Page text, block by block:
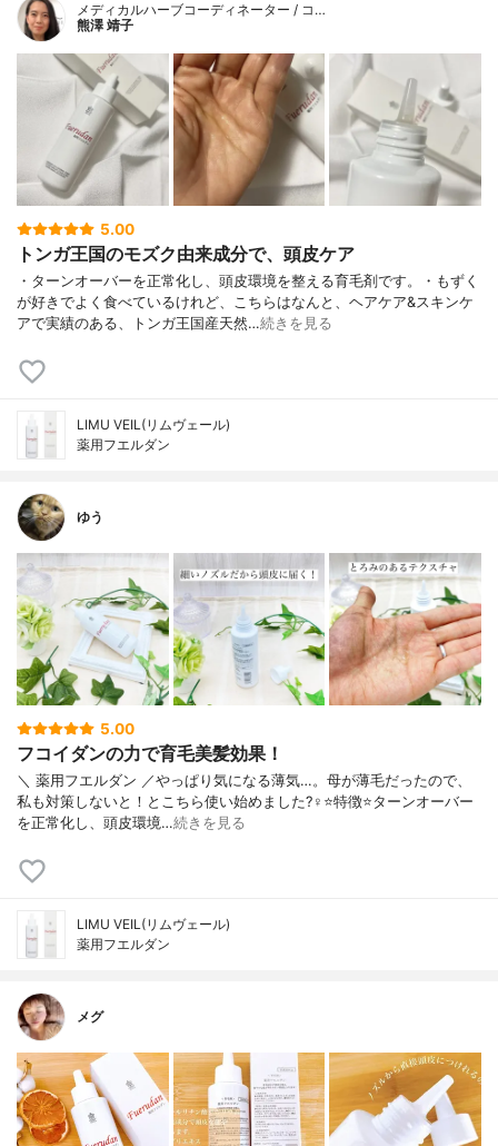
メディカルハーブコーディネーター / コ…
熊澤 靖子
5.00
トンガ王国のモズク由来成分で、頭皮ケア
・ターンオーバーを正常化し、頭皮環境を整える育毛剤です。・もずく
が好きでよく食べているけれど、こちらはなんと、ヘアケア&スキンケ
アで実績のある、トンガ王国産天然…続きを見る
LIMU VEIL(リムヴェール)
薬用フエルダン
ゆう
5.00
フコイダンの力で育毛美髪効果！
＼ 薬用フエルダン ／やっぱり気になる薄気…。母が薄毛だったので、
私も対策しないと！とこちら使い始めました?‍♀️⭐️特徴⭐️ターンオーバー
を正常化し、頭皮環境…続きを見る
LIMU VEIL(リムヴェール)
薬用フエルダン
メグ